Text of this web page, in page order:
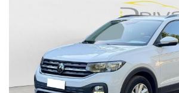
responsabilità se le informazioni consultate
caratteristiche del mezzo. La correttezza
essere verificata in sede o contattando un
Si prega pertanto di verificare, con i nostri
coerenza dei dati descritti.
www.idriveroma.com